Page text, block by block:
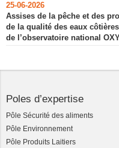
25-06-2026
Assises de la pêche et des
de la qualité des eaux
de l’observatoire national
Poles d’expertise
Pôle Sécurité des aliments
Pôle Environnement
Pôle Produits Laitiers